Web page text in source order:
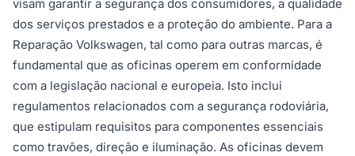
visam garantir a segurança dos consumidores, a qualidade
dos serviços prestados e a proteção do ambiente. Para a
Reparação Volkswagen, tal como para outras marcas, é
fundamental que as oficinas operem em conformidade
com a legislação nacional e europeia. Isto inclui
regulamentos relacionados com a segurança rodoviária,
que estipulam requisitos para componentes essenciais
como travões, direção e iluminação. As oficinas devem